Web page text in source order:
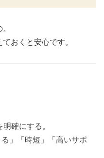
おくと安心です。
確にする。
」「時短」「高いサポ